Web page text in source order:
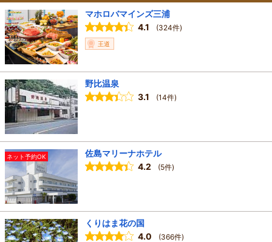
マホロバマインズ三浦
4.1
(324件)
王道
野比温泉
3.1
(14件)
ネット予約OK
佐島マリーナホテル
4.2
(5件)
くりはま花の国
4.0
(366件)